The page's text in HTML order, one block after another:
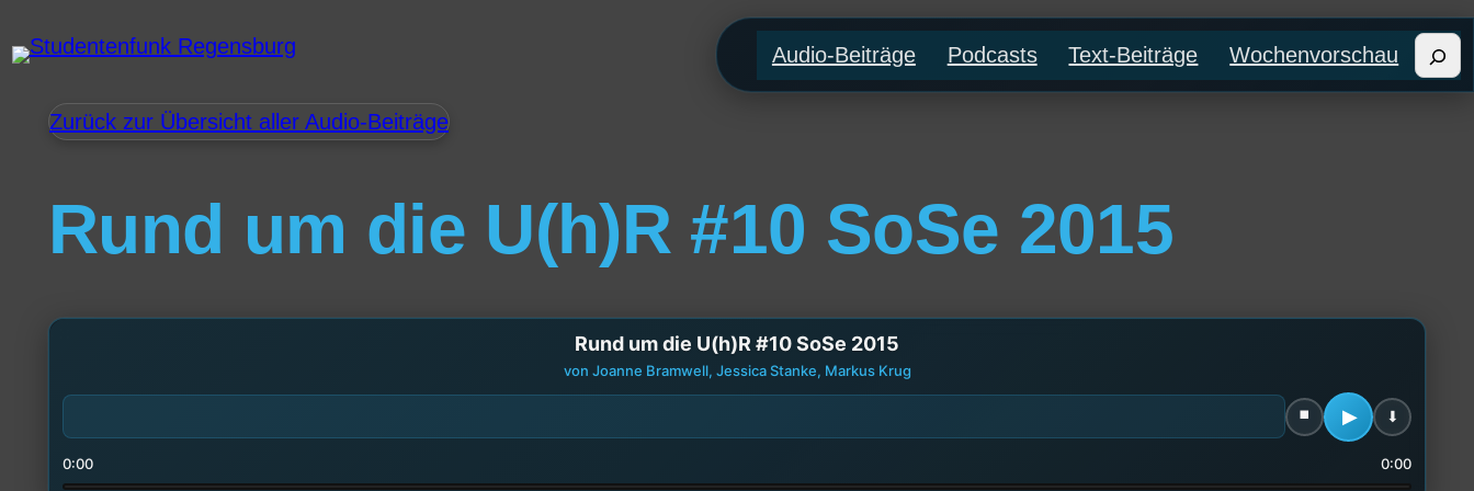
Audio-Beiträge Podcasts Text-Beiträge Wochenvorschau
Zurück zur Übersicht aller Audio-Beiträge
Rund um die U(h)R #10 SoSe 2015
Rund um die U(h)R #10 SoSe 2015
von Joanne Bramwell, Jessica Stanke, Markus Krug
0:00 0:00